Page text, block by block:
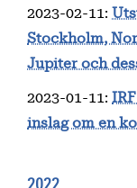
2023-02-11:
Stockholm,
Jupiter och
2023-01-11 :
inslag om en
2022